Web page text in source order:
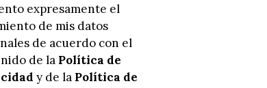
expresamente el
de mis datos
de acuerdo con el
de la Política de
y de la Política de